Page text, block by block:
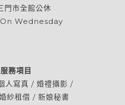
門市全館公休
Wednesday
服務項目
人寫真 / 婚禮攝影 /
紗租借 / 新娘秘書